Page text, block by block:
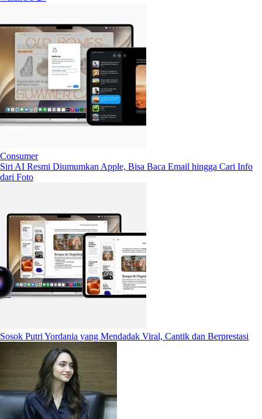
Consumer
Siri AI Resmi Diumumkan Apple, Bisa Baca Email hingga Cari Info
dari Foto
Sosok Putri Yordania yang Mendadak Viral, Cantik dan Berprestasi